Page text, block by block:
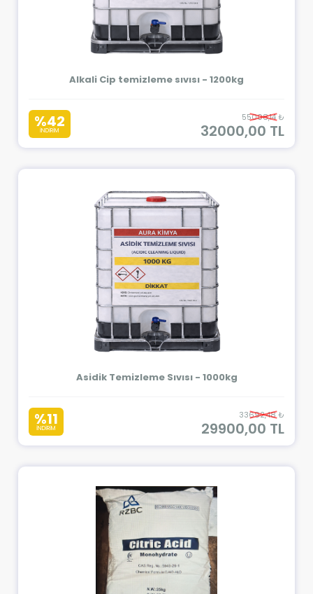
Alkali Cip temizleme sıvısı - 1200kg
%42
İNDİRİM
55008,14 ₺
32000,00 TL
Asidik Temizleme Sıvısı - 1000kg
%11
İNDİRİM
33692,48 ₺
29900,00 TL